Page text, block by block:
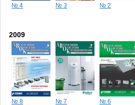
№ 4 № 3 № 2
2009
№ 8 № 7 № 6